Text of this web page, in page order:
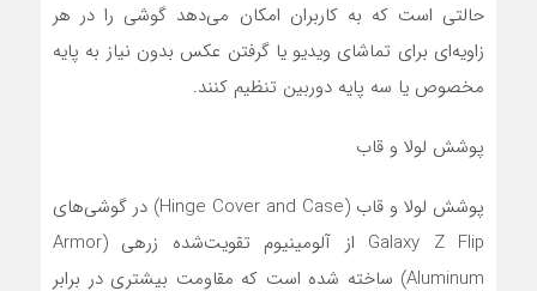
حالتی است که به کاربران امکان می‌دهد گوشی را در هر
زاویه‌ای برای تماشای ویدیو یا گرفتن عکس بدون نیاز به پایه
مخصوص یا سه پایه دوربین تنظیم کنند.
پوشش لولا و قاب
پوشش لولا و قاب (Hinge Cover and Case) در گوشی‌های
Galaxy Z Flip از آلومینیوم تقویت‌شده زرهی (Armor
Aluminum) ساخته شده است که مقاومت بیشتری در برابر